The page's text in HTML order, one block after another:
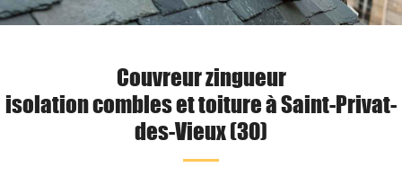
Couvreur zingueur
isolation combles et toiture à Saint-Privat-
des-Vieux (30)